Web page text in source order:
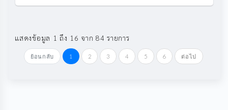
แสดงข้อมูล 1 ถึง 16 จาก 84 รายการ
ย้อนกลับ 1 2 3 4 5 6 ต่อไป